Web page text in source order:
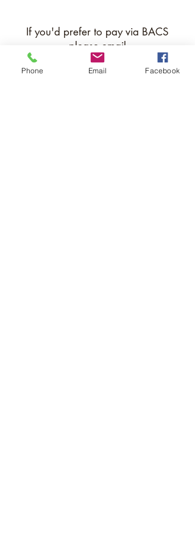
If you'd prefer to pay via BACS
please email
office@thetreehouseschool.org.uk
Phone Email Facebook